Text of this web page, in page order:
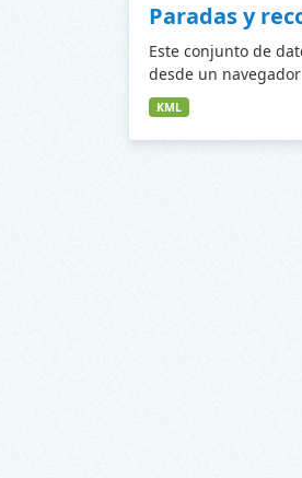
Paradas y
Este conjunto de
desde un
KML